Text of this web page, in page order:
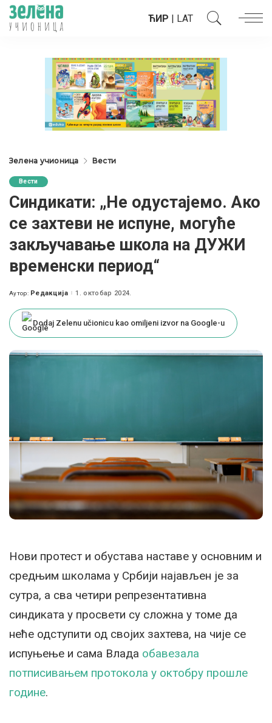
ЋИР | LAT
Зелена учионица Вести
Вести
Синдикати: „Не одустајемо. Ако
се захтеви не испуне, могуће
закључавање школа на ДУЖИ
временски период“
Posted
Аутор: Редакција 1. октобар 2024.
Dodaj Zelenu učionicu kao omiljeni izvor na Google-u
Нови протест и обустава наставе у основним и
средњим школама у Србији најављен је за
сутра, а сва четири репрезентативна
синдиката у просвети су сложна у томе да
неће одступити од својих захтева, на чије се
испуњење и сама Влада обавезала
потписивањем протокола у октобру прошле
године.